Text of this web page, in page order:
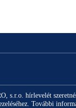
s.r.o. hírlevelét
További